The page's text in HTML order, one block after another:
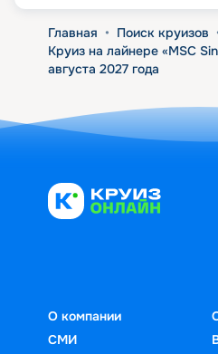
Главная • Поиск круизов
Круиз на лайнере «MSC
августа 2027 года
О компании
СМИ